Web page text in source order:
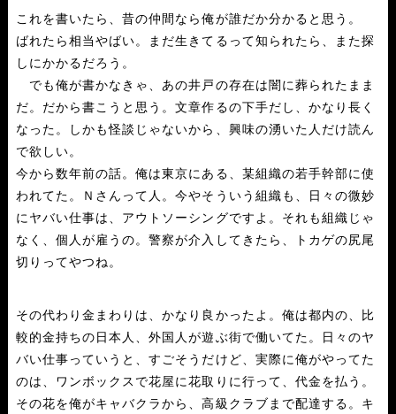
e
r
b
o
k
e
n
これを書いたら、昔の仲間なら俺が誰だか分かると思う。
ばれたら相当やばい。まだ生きてるって知られたら、また探
しにかかるだろう。
でも俺が書かなきゃ、あの井戸の存在は闇に葬られたまま
だ。だから書こうと思う。文章作るの下手だし、かなり長く
なった。しかも怪談じゃないから、興味の湧いた人だけ読ん
で欲しい。
今から数年前の話。俺は東京にある、某組織の若手幹部に使
われてた。Ｎさんって人。今やそういう組織も、日々の微妙
にヤバい仕事は、アウトソーシングですよ。それも組織じゃ
なく、個人が雇うの。警察が介入してきたら、トカゲの尻尾
切りってやつね。
その代わり金まわりは、かなり良かったよ。俺は都内の、比
較的金持ちの日本人、外国人が遊ぶ街で働いてた。日々のヤ
バい仕事っていうと、すごそうだけど、実際に俺がやってた
のは、ワンボックスで花屋に花取りに行って、代金を払う。
その花を俺がキャバクラから、高級クラブまで配達する。キ